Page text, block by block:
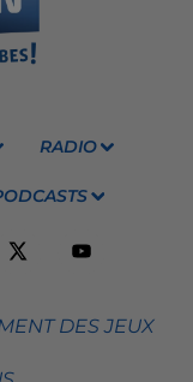
RADIO
DES JEUX